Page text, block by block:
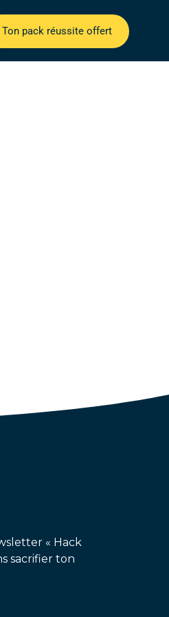
Ton pack réussite offert
« Hack
sacrifier ton